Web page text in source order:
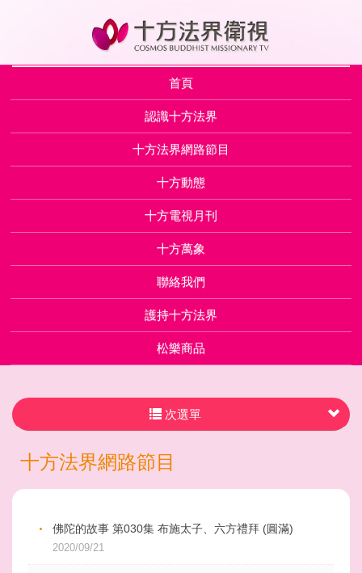
首頁
認識十方法界
十方法界網路節目
十方動態
十方電視月刊
十方萬象
聯絡我們
護持十方法界
松樂商品
次選單
十方法界網路節目
佛陀的故事 第030集 布施太子、六方禮拜 (圓滿)
2020/09/21